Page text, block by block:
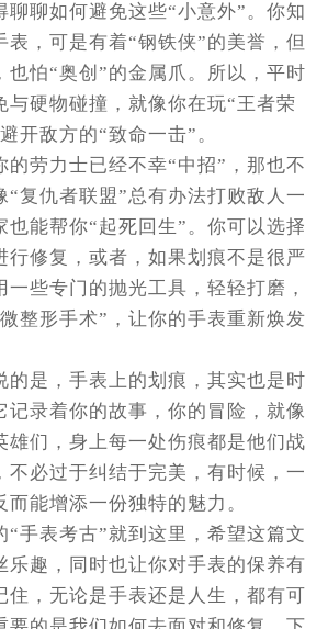
聊如何避免这些“小意外”。你知
表，可是有着“钢铁侠”的美誉，但
也怕“奥创”的金属爪。所以，平时
与硬物碰撞，就像你在玩“王者荣
开敌方的“致命一击”。
劳力士已经不幸“中招”，那也不
“复仇者联盟”总有办法打败敌人一
也能帮你“起死回生”。你可以选择
行修复，或者，如果划痕不是很严
些专门的抛光工具，轻轻打磨，
整形手术”，让你的手表重新焕发
是，手表上的划痕，其实也是时
记录着你的故事，你的冒险，就像
雄们，身上每一处伤痕都是他们战
不必过于纠结于完美，有时候，一
而能增添一份独特的魅力。
表考古”就到这里，希望这篇文
乐趣，同时也让你对手表的保养有
住，无论是手表还是人生，都有可